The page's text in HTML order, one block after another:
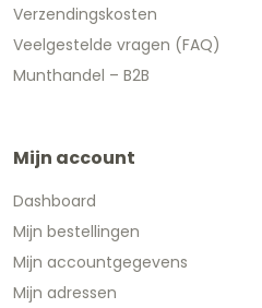
Verzendingskosten
Veelgestelde vragen (FAQ)
Munthandel – B2B
Mijn account
Dashboard
Mijn bestellingen
Mijn accountgegevens
Mijn adressen